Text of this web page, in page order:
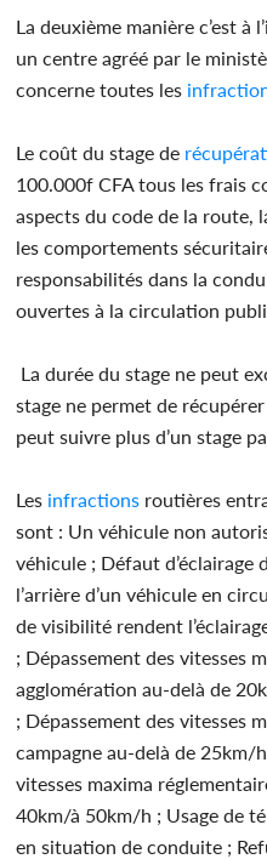
La deuxième manière c’est à
un centre agréé par le
concerne toutes les
Le coût du stage de
100.000f CFA tous les frais
aspects du code de la route,
les comportements
responsabilités dans la
ouvertes à la circulation
La durée du stage ne peut
stage ne permet de
peut suivre plus d’un stage
Les infractions routières
sont : Un véhicule non
véhicule ; Défaut d’éclairage
l’arrière d’un véhicule en
de visibilité rendent
; Dépassement des vitesses
agglomération au-delà de
; Dépassement des vitesses
campagne au-delà de 25km/
vitesses maxima
40km/à 50km/h ; Usage de
en situation de conduite ;